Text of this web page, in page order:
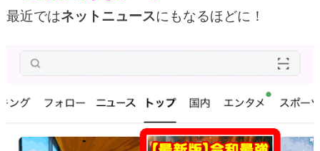
最近ではネットニュースにもなるほどに！